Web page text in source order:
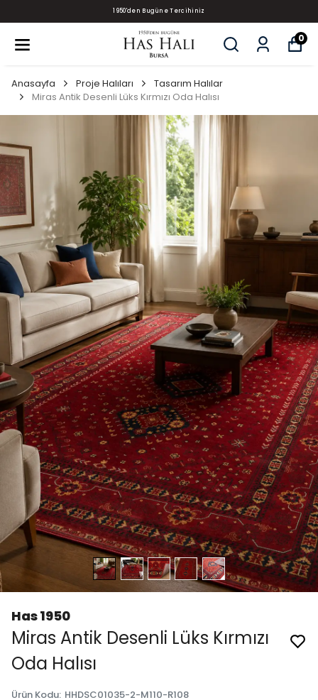
1950'den Bugüne Tercihiniz
0
Anasayfa Proje Halıları
Tasarım Halılar
Miras Antik Desenli Lüks Kırmızı Oda Halısı
Has 1950
Miras Antik Desenli Lüks Kırmızı
Oda Halısı
Ürün Kodu: HHDSC01035-2-M110-R108